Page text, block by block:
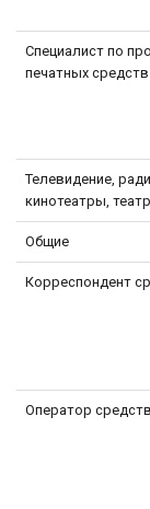
Специалист по
печатных
Телевидение,
кинотеатры,
Общие
Корреспондент
Оператор